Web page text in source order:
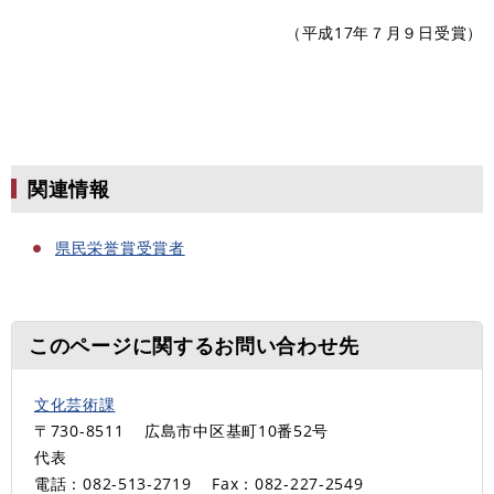
（平成17年７月９日受賞）
関連情報
県民栄誉賞受賞者
このページに関するお問い合わせ先
文化芸術課
〒730-8511
広島市中区基町10番52号
代表
電話：082-513‐2719
Fax：082-227-2549